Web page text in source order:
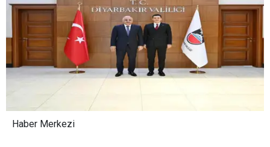
Haber Merkezi